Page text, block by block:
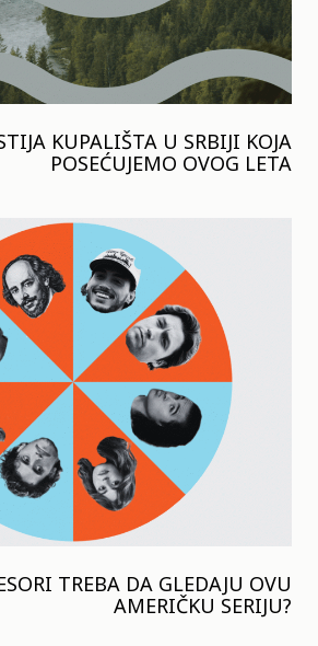
KUPALIŠTA U SRBIJI KOJA
POSEĆUJEMO OVOG LETA
TREBA DA GLEDAJU OVU
AMERIČKU SERIJU?